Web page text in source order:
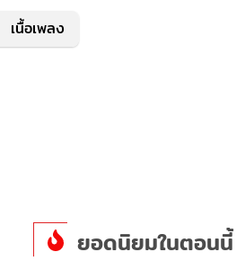
เนื้อเพลง
ยอดนิยมในตอนนี้